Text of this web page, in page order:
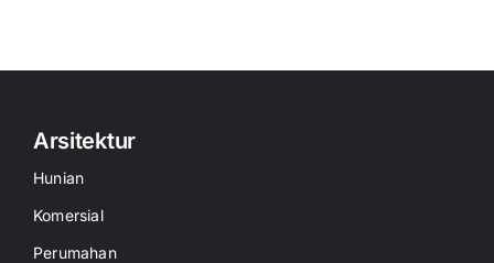
Arsitektur
Hunian
Komersial
Perumahan